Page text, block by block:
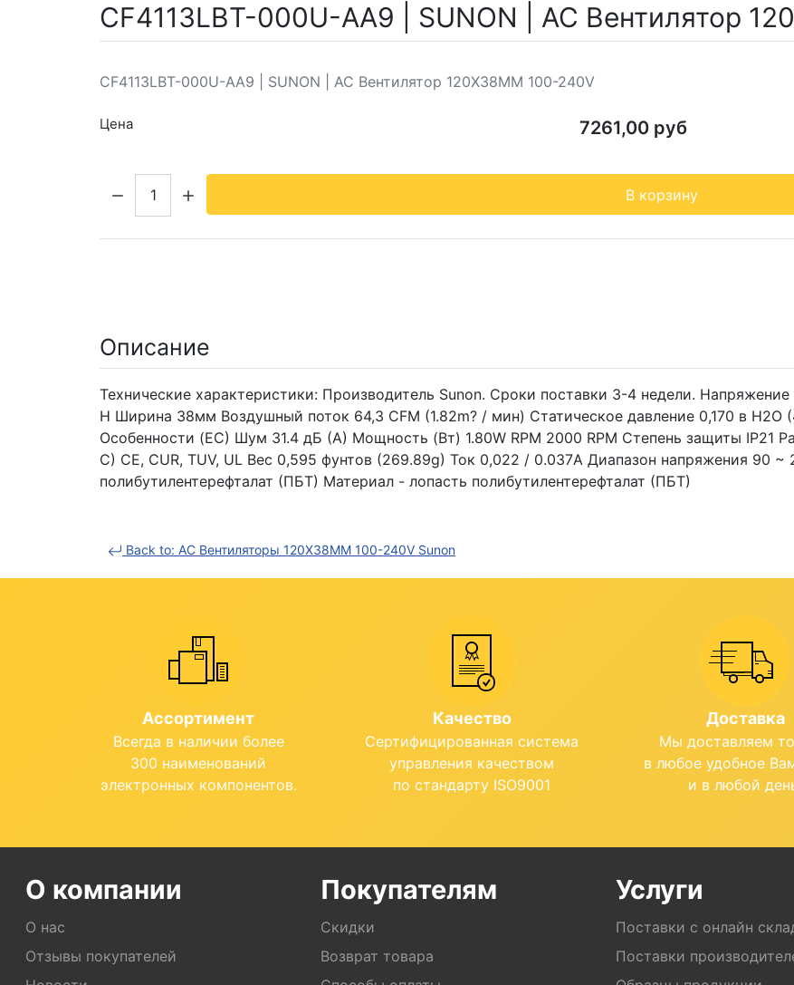
CF4113LBT-000U-AA9 | SUNON | AC Вентилятор
CF4113LBT-000U-AA9 | SUNON | AC Вентилятор 120X38MM 100-240V
Цена 7261,00 руб
В корзину
Описание
Технические характеристики: Производитель Sunon. Сроки поставки 3-4 недели.
H Ширина 38мм Воздушный поток 64,3 CFM (1.82m? / мин) Статическое давление 0,170 в H2O
Особенности (EC) Шум 31.4 дБ (А) Мощность (Вт) 1.80W RPM 2000 RPM Степень защиты IP21
C) CE, CUR, TUV, UL Вес 0,595 фунтов (269.89g) Ток 0,022 / 0.037A Диапазон напряжения 90
полибутилентерефталат (ПБТ) Материал - лопасть полибутилентерефталат (ПБТ)
Back to: AC Вентиляторы 120X38MM 100-240V Sunon
Ассортимент
Всегда в наличии более
300 наименований
электронных компонентов.
Качество
Сертифицированная система
управления качеством
по стандарту ISO9001
Доставка
Мы доставляем
в любое удобное
и в любой
О компании
О нас
Отзывы покупателей
Покупателям
Скидки
Возврат товара
Услуги
Поставки с онлайн
Поставки